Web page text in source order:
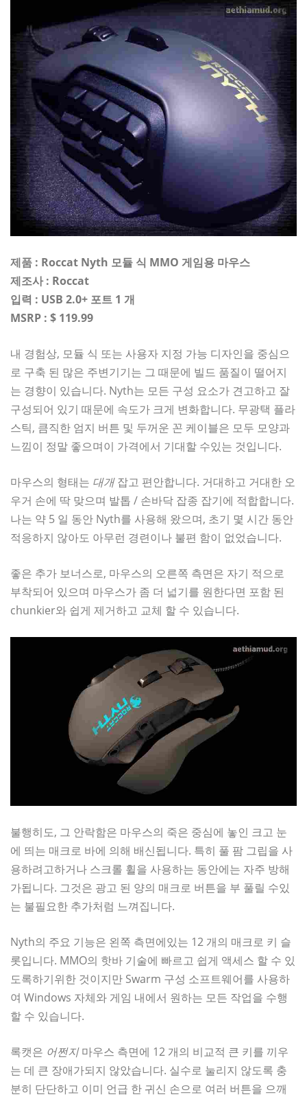
제품 : Roccat Nyth 모듈 식 MMO 게임용 마우스
제조사 : Roccat
입력 : USB 2.0+ 포트 1 개
MSRP : $ 119.99
내 경험상, 모듈 식 또는 사용자 지정 가능 디자인을 중심으
로 구축 된 많은 주변기기는 그 때문에 빌드 품질이 떨어지
는 경향이 있습니다. Nyth는 모든 구성 요소가 견고하고 잘
구성되어 있기 때문에 속도가 크게 변화합니다. 무광택 플라
스틱, 큼직한 엄지 버튼 및 두꺼운 꼰 케이블은 모두 모양과
느낌이 정말 좋으며이 가격에서 기대할 수있는 것입니다.
마우스의 형태는 대개잡고 편안합니다. 거대하고 거대한 오
우거 손에 딱 맞으며 발톱 / 손바닥 잡종 잡기에 적합합니다.
나는 약 5 일 동안 Nyth를 사용해 왔으며, 초기 몇 시간 동안
적응하지 않아도 아무런 경련이나 불편 함이 없었습니다.
좋은 추가 보너스로, 마우스의 오른쪽 측면은 자기 적으로
부착되어 있으며 마우스가 좀 더 넓기를 원한다면 포함 된
chunkier와 쉽게 제거하고 교체 할 수 있습니다.
불행히도, 그 안락함은 마우스의 죽은 중심에 놓인 크고 눈
에 띄는 매크로 바에 의해 배신됩니다. 특히 풀 팜 그립을 사
용하려고하거나 스크롤 휠을 사용하는 동안에는 자주 방해
가됩니다. 그것은 광고 된 양의 매크로 버튼을 부 풀릴 수있
는 불필요한 추가처럼 느껴집니다.
Nyth의 주요 기능은 왼쪽 측면에있는 12 개의 매크로 키 슬
롯입니다. MMO의 핫바 기술에 빠르고 쉽게 액세스 할 수 있
도록하기위한 것이지만 Swarm 구성 소프트웨어를 사용하
여 Windows 자체와 게임 내에서 원하는 모든 작업을 수행
할 수 있습니다.
록캣은 어쩐지마우스 측면에 12 개의 비교적 큰 키를 끼우
는 데 큰 장애가되지 않았습니다. 실수로 눌리지 않도록 충
분히 단단하고 이미 언급 한 귀신 손으로 여러 버튼을 으깨